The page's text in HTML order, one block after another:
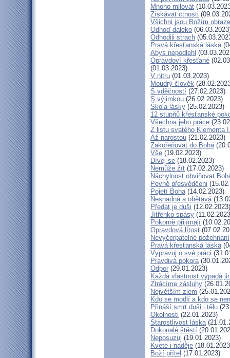
Mnoho milovat
Získávat ctnosti
Všichni jsou Božím
Odhoď daleko
Odhodili strach
Pravá křesťanská láska
Abys nepodlehl
Opravdoví křesťané
(01.03.2023)
V nitru (01.03.2023)
Moudrý člověk
S vděčností (27.02.2023)
S výjimkou (26.02.2023)
Škola lásky (25.02.2023)
12 stupňů křesťanské
Všechna jeho práce
Z listu svatého Klementa
Až narostou (21.02.2023)
Zakořeňovat do Boha
Vše (19.02.2023)
Dívej se (18.02.2023)
Nemůže žít (17.02.2023)
Náchylnost obviňovat
Pevně přesvědčeni
Pojetí Boha(14.02.2023)
Nesnadná a obětavá
Předat je duši (12.02.2023)
Jitřenko spásy
Pokorně přijímají
Opravdová lítost
Nevyčerpatelné požehnání
Pravá křesťanská láska
Vypravuj o své práci
Pravdivá pokora
Odpor (29.01.2023)
Každá vlastnost vypadá
Ztrácíme zásluhy
Největším zlem
Kdo se modlí a kdo se
Přináší smrt duši i tělu
Okolnosti (22.01.2023)
Starostlivost láska
Dokonalé štěstí
Neposuzuj (19.01.2023)
Kvete i naděje
Boží přítel (17.01.2023)